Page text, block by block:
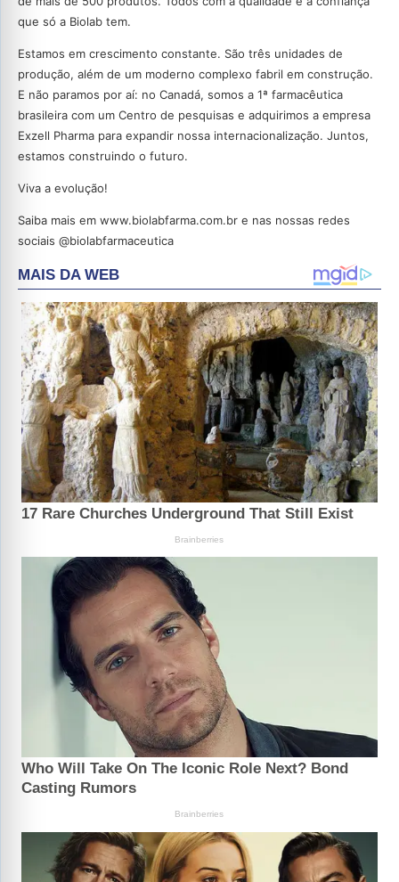
que só a Biolab tem.
Estamos em crescimento constante. São três unidades de
produção, além de um moderno complexo fabril em construção.
E não paramos por aí: no Canadá, somos a 1ª farmacêutica
brasileira com um Centro de pesquisas e adquirimos a empresa
Exzell Pharma para expandir nossa internacionalização. Juntos,
estamos construindo o futuro.
Viva a evolução!
Saiba mais em www.biolabfarma.com.br e nas nossas redes
sociais @biolabfarmaceutica